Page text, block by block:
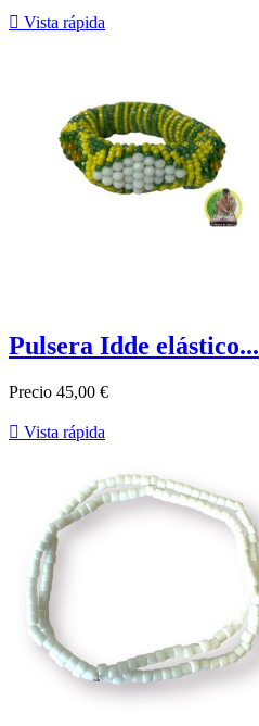
 Vista rápida
Pulsera Idde elástico...
Precio 45,00 €
 Vista rápida